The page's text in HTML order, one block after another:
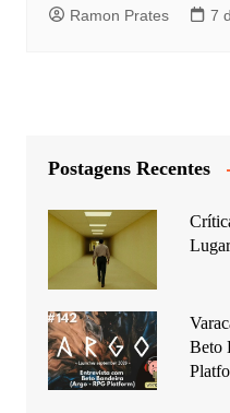
Ramon Prates 7
Postagens Recentes
Lugar
Beto